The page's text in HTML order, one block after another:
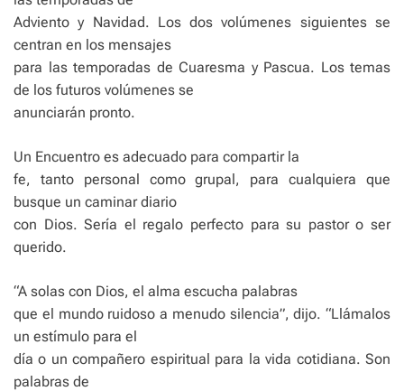
Adviento y Navidad. Los dos volúmenes siguientes se
centran en los mensajes
para las temporadas de Cuaresma y Pascua. Los temas
de los futuros volúmenes se
anunciarán pronto.
Un Encuentro es adecuado para compartir la
fe, tanto personal como grupal, para cualquiera que
busque un caminar diario
con Dios. Sería el regalo perfecto para su pastor o ser
querido.
“A solas con Dios, el alma escucha palabras
que el mundo ruidoso a menudo silencia”, dijo. “Llámalos
un estímulo para el
día o un compañero espiritual para la vida cotidiana. Son
palabras de